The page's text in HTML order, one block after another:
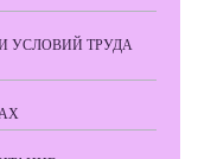
УСЛОВИЙ ТРУДА